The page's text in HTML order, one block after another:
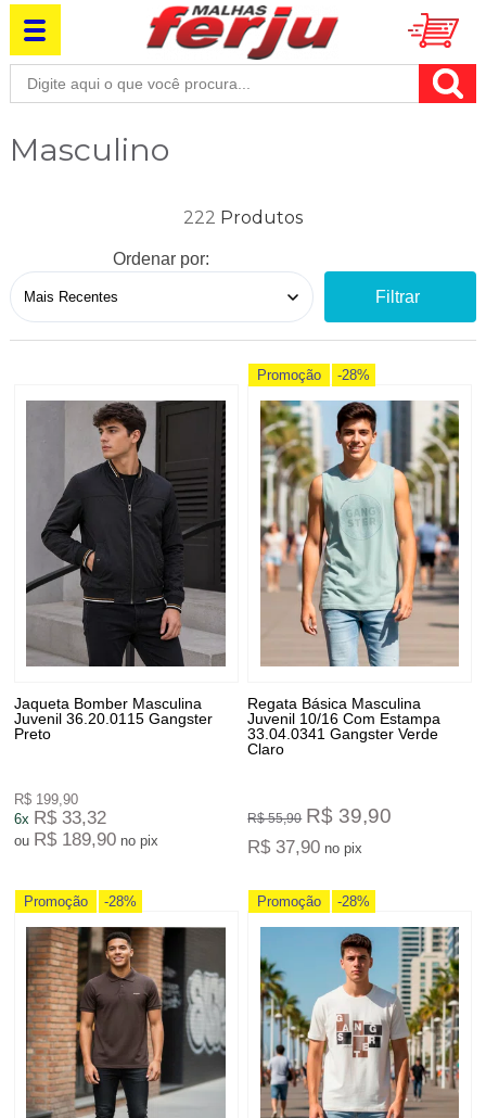
Masculino
222
Ordenar por:
Filtrar
Jaqueta Bomber Masculina
Juvenil 36.20.0115 Gangster
Preto
R$ 199,90
6x R$ 33,32
ou R$ 189,90 no pix
Promoção -28%
Regata Básica Masculina
Juvenil 10/16 Com Estampa
33.04.0341 Gangster Verde
Claro
R$ 55,90 R$ 39,90
R$ 37,90 no pix
Promoção -28% Promoção -28%